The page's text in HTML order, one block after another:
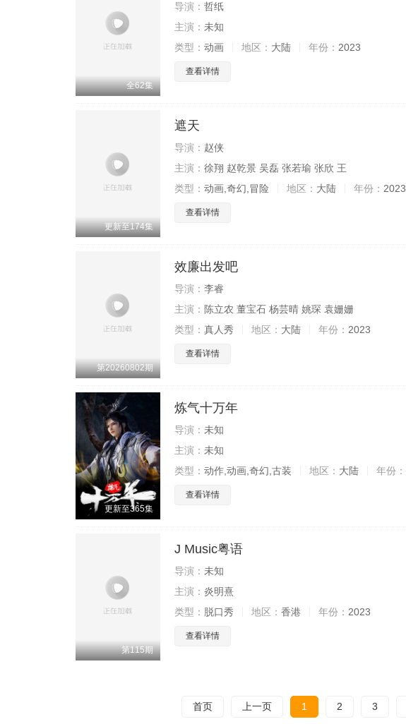
全62集
导演： 哲纸
主演： 未知
类型： 动画 地区： 大陆 年份： 2023
查看详情
更新至174集
遮天
导演： 赵侠
主演： 徐翔 赵乾景 吴磊 张若瑜 张欣 王
类型： 动画,奇幻,冒险 地区： 大陆 年份： 2023
查看详情
第20260802期
效廉出发吧
导演： 李睿
主演： 陈立农 董宝石 杨芸晴 姚琛 袁姗姗
类型： 真人秀 地区： 大陆 年份： 2023
查看详情
更新至365集
炼气十万年
导演： 未知
主演： 未知
类型： 动作,动画,奇幻,古装 地区： 大陆 年份：
查看详情
第115期
J Music粤语
导演： 未知
主演： 炎明熹
类型： 脱口秀 地区： 香港 年份： 2023
查看详情
首页 上一页 1 2 3